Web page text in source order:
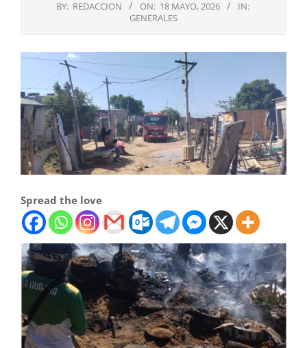
BY: REDACCION ON: 18 MAYO, 2026
IN:
GENERALES
Spread the love